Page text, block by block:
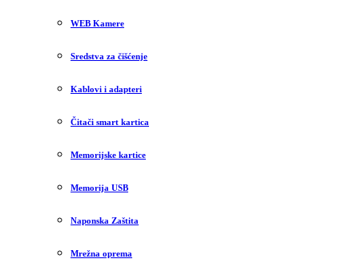
WEB Kamere
Sredstva za čišćenje
Kablovi i adapteri
Čitači smart kartica
Memorijske kartice
Memorija USB
Naponska Zaštita
Mrežna oprema